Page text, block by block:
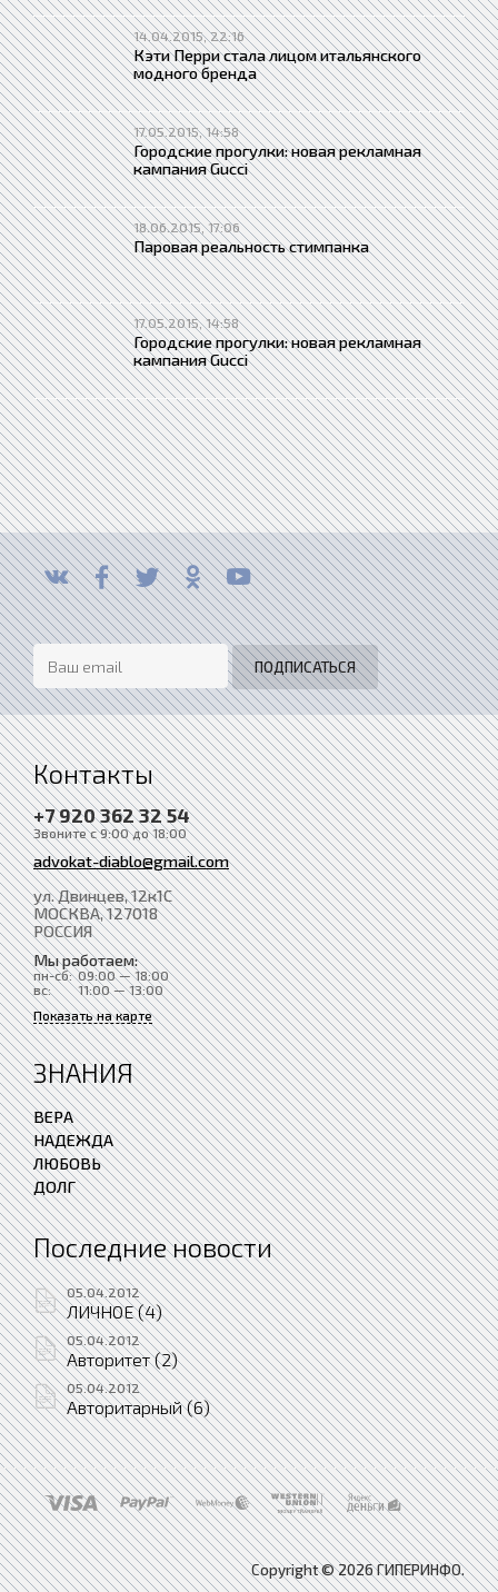
14.04.2015, 22:16
Кэти Перри стала лицом итальянского
модного бренда
17.05.2015, 14:58
Городские прогулки: новая рекламная
кампания Gucci
18.06.2015, 17:06
Паровая реальность стимпанка
17.05.2015, 14:58
Городские прогулки: новая рекламная
кампания Gucci
Контакты
+7 920 362 32 54
Звоните с 9:00 до 18:00
advokat-diablo@gmail.com
ул. Двинцев, 12к1С
МОСКВА, 127018
РОССИЯ
Мы работаем:
пн-сб: 09:00 — 18:00
вс:
11:00 — 13:00
Показать на карте
ЗНАНИЯ
ВЕРА
НАДЕЖДА
ЛЮБОВЬ
ДОЛГ
Последние новости
05.04.2012
ЛИЧНОЕ (4)
05.04.2012
Авторитет (2)
05.04.2012
Авторитарный (6)
Copyright © 2026 ГИПЕРИНФО.